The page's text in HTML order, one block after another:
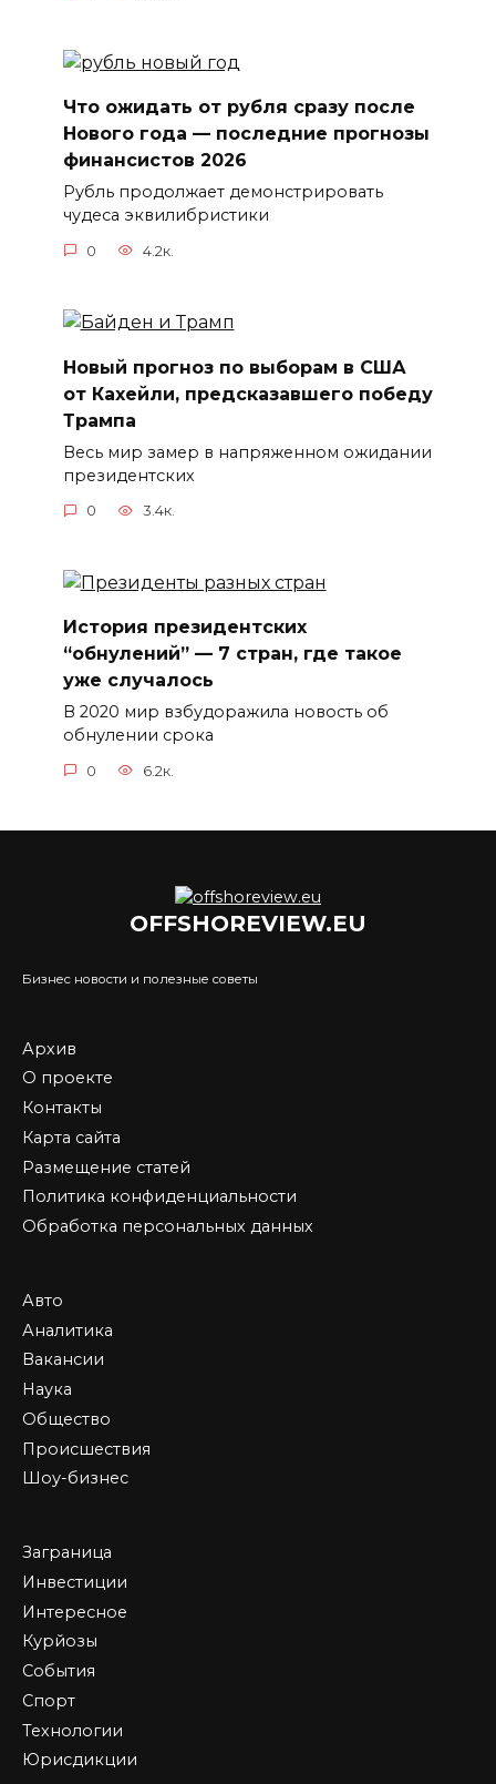
Что ожидать от рубля сразу после
Нового года — последние прогнозы
финансистов 2026
Рубль продолжает демонстрировать
чудеса эквилибристики
0 4.2к.
Новый прогноз по выборам в США
от Кахейли, предсказавшего победу
Трампа
Весь мир замер в напряженном ожидании
президентских
0 3.4к.
История президентских
“обнулений” — 7 стран, где такое
уже случалось
В 2020 мир взбудоражила новость об
обнулении срока
0 6.2к.
OFFSHOREVIEW.EU
Бизнес новости и полезные советы
Архив
О проекте
Контакты
Карта сайта
Размещение статей
Политика конфиденциальности
Обработка персональных данных
Авто
Аналитика
Вакансии
Наука
Общество
Происшествия
Шоу-бизнес
Заграница
Инвестиции
Интересное
Курйозы
События
Спорт
Технологии
Юрисдикции